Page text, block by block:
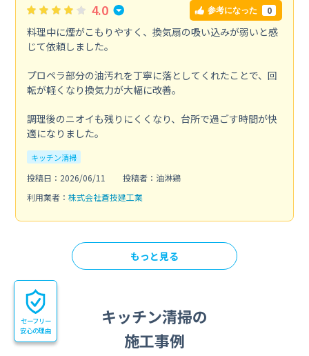
4.0 参考になった 0
料理中に煙がこもりやすく、換気扇の吸い込みが弱いと感
じて依頼しました。
プロペラ部分の油汚れを丁寧に落としてくれたことで、回
転が軽くなり換気力が大幅に改善。
調理後のニオイも残りにくくなり、台所で過ごす時間が快
適になりました。
キッチン清掃
投稿日：2026/06/11
投稿者：油淋鶏
利用業者： 株式会社蒼技建工業
もっと見る
キッチン清掃の
施工事例
セーフリー
安心の理由